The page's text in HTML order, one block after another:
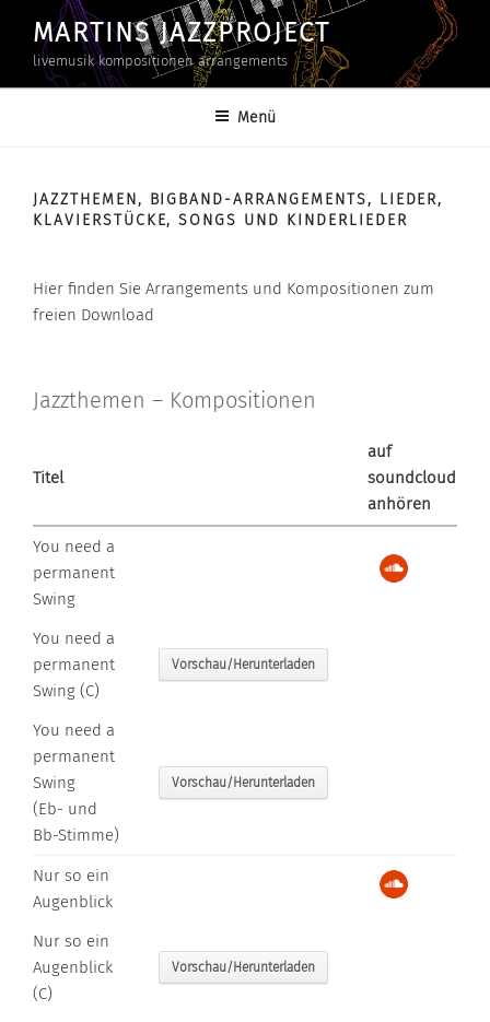
Inhalt
springen
MARTINS JAZZPROJECT
livemusik kompositionen arrangements
Menü
JAZZTHEMEN, BIGBAND-ARRANGEMENTS, LIEDER,
KLAVIERSTÜCKE, SONGS UND KINDERLIEDER
Hier finden Sie Arrangements und Kompositionen zum
freien Download
Jazzthemen – Kompositionen
Titel
auf
soundcloud
anhören
You need a
permanent
Swing
You need a
permanent
Swing (C)
Vorschau/Herunterladen
You need a
permanent
Swing
(Eb- und
Bb-Stimme)
Vorschau/Herunterladen
Nur so ein
Augenblick
Nur so ein
Augenblick
(C)
Vorschau/Herunterladen